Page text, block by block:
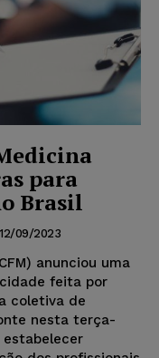
para
Brasil
12/09/2023
anunciou uma
feita por
coletiva de
nesta terça-
estabelecer